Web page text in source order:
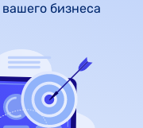
бизнеса